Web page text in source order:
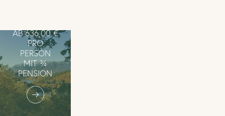
AB 636,00 €
PRO
PERSON
MIT ¾
PENSION